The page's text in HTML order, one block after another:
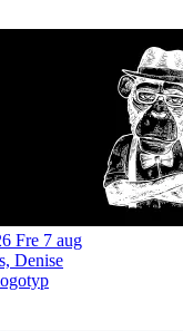
Fre 7 aug
Denise